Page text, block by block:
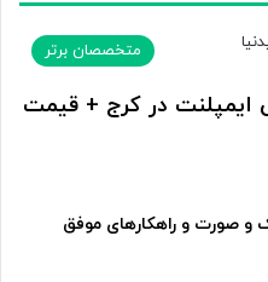
متخصصان برتر
ایمپلنت در کرج + قیمت
صورت و راهکارهای موفق